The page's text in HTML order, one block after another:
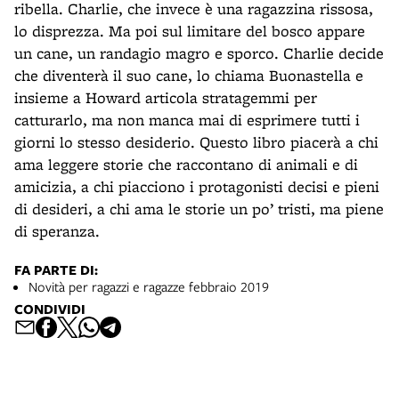
ribella. Charlie, che invece è una ragazzina rissosa,
lo disprezza. Ma poi sul limitare del bosco appare
un cane, un randagio magro e sporco. Charlie decide
che diventerà il suo cane, lo chiama Buonastella e
insieme a Howard articola stratagemmi per
catturarlo, ma non manca mai di esprimere tutti i
giorni lo stesso desiderio. Questo libro piacerà a chi
ama leggere storie che raccontano di animali e di
amicizia, a chi piacciono i protagonisti decisi e pieni
di desideri, a chi ama le storie un po’ tristi, ma piene
di speranza.
FA PARTE DI:
Novità per ragazzi e ragazze febbraio 2019
CONDIVIDI